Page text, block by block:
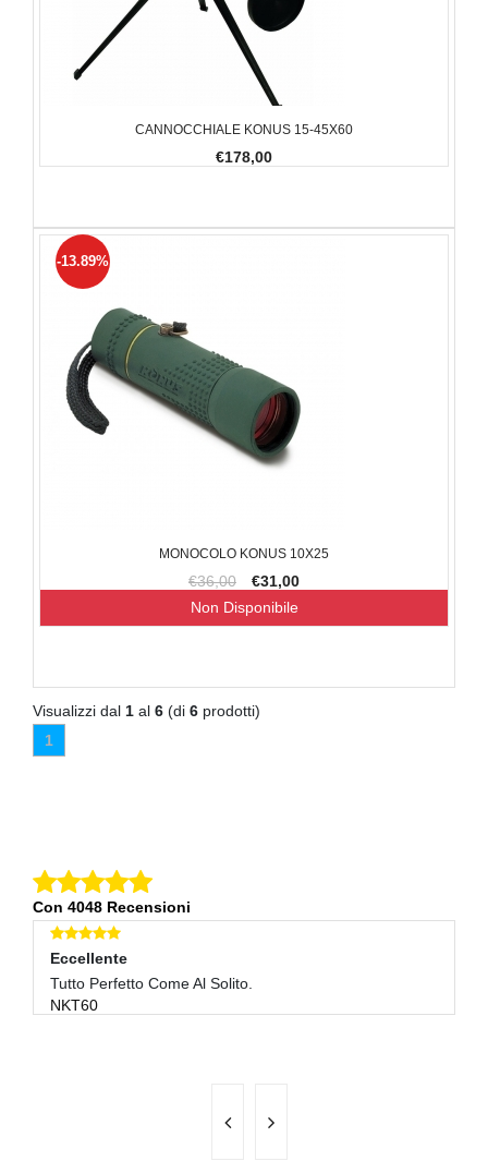
CANNOCCHIALE KONUS 15-45X60
€178,00
MONOCOLO KONUS 10X25
€36,00 €31,00
-13.89%
Non Disponibile
Visualizzi dal 1 al 6 (di 6 prodotti)
1
Con 4048 Recensioni
Eccellente
Tutto Perfetto Come Al Solito.
NKT60